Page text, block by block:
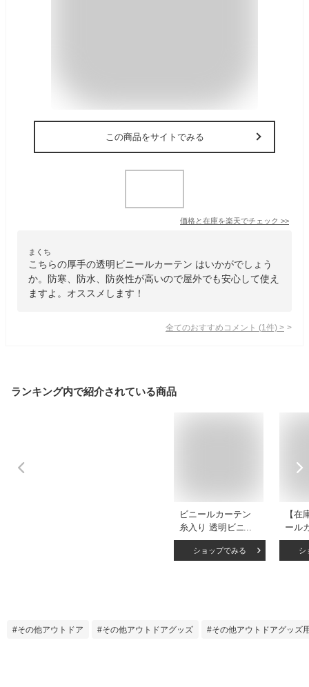
この商品をサイトでみる
価格と在庫を楽天でチェック >>
まくち
こちらの厚手の透明ビニールカーテン はいかがでしょう
か。防寒、防水、防炎性が高いので屋外でも安心して使え
ますよ。オススメします！
全てのおすすめコメント (1 件) >
ランキング内で紹介されている商品
ビニールカーテン
糸入り 透明ビニー
ル オーダー
【D55】 0.55mm 厚
防風 防寒 防塵 埃よ
ショップでみる
【在
ール
間仕
入り
カー
シ
その他アウトドア その他アウトドアグッズ その他アウトドアグッズ